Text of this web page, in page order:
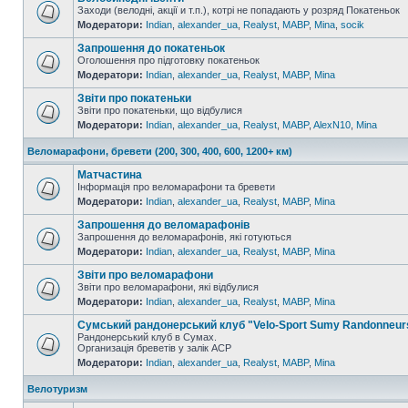
Заходи (велодні, акції и т.п.), котрі не попадають у розряд Покатеньок
Модератори: Indian alexander_ua Realyst MABP, Mina socik
Запрошення до покатеньок
Оголошення про підготовку покатеньок
Модератори: Indian alexander_ua Realyst MABP, Mina
Звіти про покатеньки
Звіти про покатеньки, що відбулися
Модератори: Indian alexander_ua Realyst MABP, AlexN10 Mina
Веломарафони, бревети (200, 300, 400, 600, 1200+ км)
Матчастина
Інформація про веломарафони та бревети
Модератори: Indian alexander_ua Realyst MABP, Mina
Запрошення до веломарафонів
Запрошення до веломарафонів, які готуються
Модератори: Indian alexander_ua Realyst MABP, Mina
Звіти про веломарафони
Звіти про веломарафони, які відбулися
Модератори: Indian alexander_ua Realyst MABP, Mina
Сумський рандонерський клуб "Velo-Sport Sumy
Рандонерський клуб в Сумах.
Организація бреветів у залік АСР
Модератори: Indian alexander_ua Realyst MABP, Mina
Велотуризм